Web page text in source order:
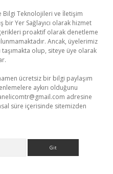
Bilgi Teknolojileri ve İletişim
bir Yer Sağlayıcı olarak hizmet
proaktif olarak denetleme
Ancak, üyelerimiz
olup, siteye üye olarak
ücretsiz bir bilgi paylaşım
aykırı olduğunu
adresine
süre içerisinde sitemizden